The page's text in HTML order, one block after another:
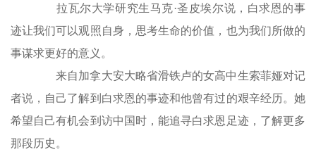
拉瓦尔大学研究生马克·圣皮埃尔说，白求恩的事
迹让我们可以观照自身，思考生命的价值，也为我们所做的
事谋求更好的意义。
来自加拿大安大略省滑铁卢的女高中生索菲娅对记
者说，自己了解到白求恩的事迹和他曾有过的艰辛经历。她
希望自己有机会到访中国时，能追寻白求恩足迹，了解更多
那段历史。